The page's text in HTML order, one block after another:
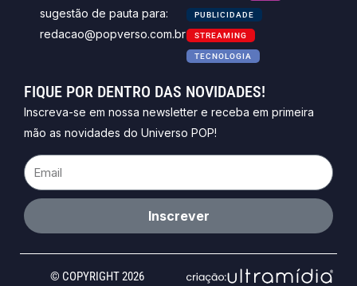
sugestão de pauta para:
redacao@popverso.com.br
PUBLICIDADE
STREAMING
TECNOLOGIA
FIQUE POR DENTRO DAS NOVIDADES!
Inscreva-se em nossa newsletter e receba em primeira
mão as novidades do Universo POP!
Email
Inscrever
© COPYRIGHT 2026